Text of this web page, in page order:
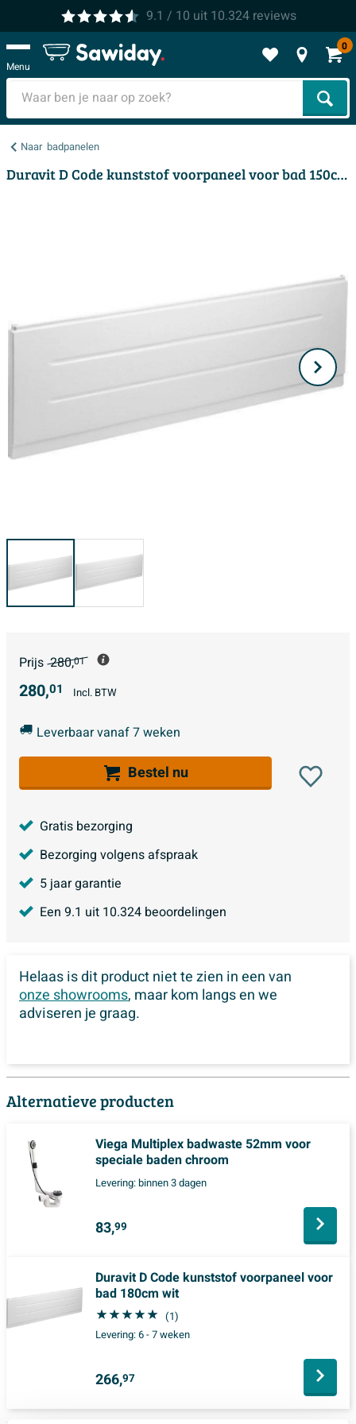
9.1 / 10 uit 10.324reviews
Menu
0
Naar badpanelen
Duravit D Code kunststof voorpaneel voor bad 150cm wit
Prijs 280,01
280,01 Incl. BTW
Leverbaar vanaf 7 weken
Bestel nu
Gratis bezorging
Bezorging volgens afspraak
5 jaar garantie
Een 9.1 uit 10.324 beoordelingen
Helaas is dit product niet te zien in een van
onze showrooms, maar kom langs en we
adviseren je graag.
Alternatieve producten
Viega Multiplex badwaste 52mm voor
speciale baden chroom
Levering:binnen 3 dagen
83,99
Duravit D Code kunststof voorpaneel voor
bad 180cm wit
(1)
Levering:6 - 7 weken
266,97